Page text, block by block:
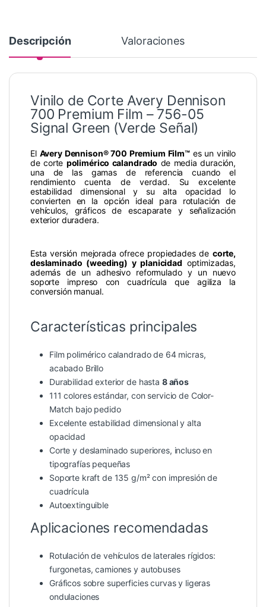
Descripción Valoraciones
Vinilo de Corte Avery Dennison
700 Premium Film – 756-05
Signal Green (Verde Señal)
El Avery Dennison® 700 Premium Film™es un vinilo
de corte polimérico calandrado de media duración,
una de las gamas de referencia cuando el
rendimiento cuenta de verdad. Su excelente
estabilidad dimensional y su alta opacidad lo
convierten en la opción ideal para rotulación de
vehículos, gráficos de escaparate y señalización
exterior duradera.
Esta versión mejorada ofrece propiedades de corte,
deslaminado (weeding) y planicidad optimizadas,
además de un adhesivo reformulado y un nuevo
soporte impreso con cuadrícula que agiliza la
conversión manual.
Características principales
Film polimérico calandrado de 64 micras,
acabado Brillo
Durabilidad exterior de hasta 8 años
111 colores estándar, con servicio de Color-
Match bajo pedido
Excelente estabilidad dimensional y alta
opacidad
Corte y deslaminado superiores, incluso en
tipografías pequeñas
Soporte kraft de 135 g/m² con impresión de
cuadrícula
Autoextinguible
Aplicaciones recomendadas
Rotulación de vehículos de laterales rígidos:
furgonetas, camiones y autobuses
Gráficos sobre superficies curvas y ligeras
ondulaciones